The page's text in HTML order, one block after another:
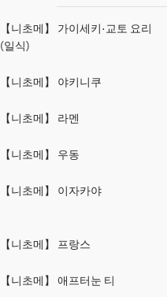
【니초메】 가이세키·교토 요리
(일식)
【니초메】 야키니쿠
【니초메】 라멘
【니초메】 우동
【니초메】 이자카야
【니초메】 프랑스
【니초메】 애프터눈 티